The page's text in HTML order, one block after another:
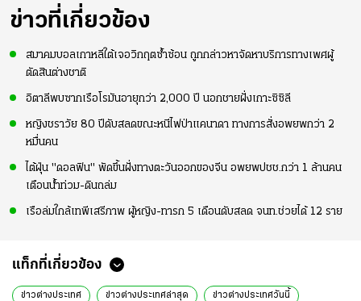
ข่าวที่เกี่ยวข้อง
สมาคมบอลเกาหลีใต้เจอวิกฤตซ้ำซ้อน ถูกกล่าวหาจัดหาบริการทางเพศผู้
ตัดสินต่างชาติ
อิตาลีพบซากเรือโรมันอายุกว่า 2,000 ปี นอกชายฝั่งเกาะซิซิลี
หญิงชราวัย 80 ปีดับสลดขณะหนีไฟป่าแคนาดา ทางการสั่งอพยพกว่า 2
หมื่นคน
ไต้ฝุ่น "ดอลฟิน" พัดขึ้นฝั่งทางตะวันออกของจีน อพยพปชช.กว่า 1 ล้านคน
เตือนน้ำท่วม-ดินถล่ม
เรือล่มใกล้เทพีเสรีภาพ ผู้หญิง-ทารก 5 เดือนดับสลด จนท.ช่วยได้ 12 ราย
แท็กที่เกี่ยวข้อง
ข่าวต่างประเทศ ข่าวต่างประเทศล่าสุด ข่าวต่างประเทศวันนี้